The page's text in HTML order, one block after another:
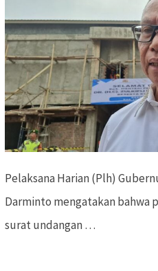
Pelaksana Harian (Plh)
Darminto mengatakan bahwa
surat undangan …